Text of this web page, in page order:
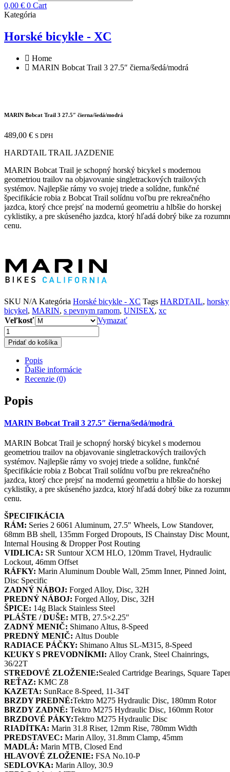
0,00 € 0 Cart
Kategória
Horské bicykle - XC
Home
MARIN Bobcat Trail 3 27.5″ čierna/šedá/modrá
MARIN Bobcat Trail 3 27.5″ čierna/šedá/modrá
489,00 € S DPH
HARDTAIL TRAIL JAZDENIE
MARIN Bobcat Trail je schopný horský bicykel s modernou
geometriou trailov na objavovanie singletrackových trailových
systémov. Najlepšie rámy vo svojej triede a solídne, funkčné
špecifikácie robia z Bobcat Trail solídnu voľbu pre rekreačného
jazdca, ktorý chce prejsť na modernú geometriu a hlbšie do horskej
cyklistiky, a pre skúseného jazdca, ktorý hľadá dobrý bike za
cenu.
SKU N/A Kategória Horské bicykle - XC Tags HARDTAIL, horsky
bicykel, MARIN, s pevnym ramom, UNISEX, xc
Veľkosť
Vymazať
množstvo
MARIN
Bobcat
Trail
27.5"
čierna/
šedá/modrá
Pridať do košíka
Popis
Ďalšie informácie
Recenzie (0)
Popis
MARIN Bobcat Trail 3 27.5″ čierna/šedá/modrá
MARIN Bobcat Trail je schopný horský bicykel s modernou
geometriou trailov na objavovanie singletrackových trailových
systémov. Najlepšie rámy vo svojej triede a solídne, funkčné
špecifikácie robia z Bobcat Trail solídnu voľbu pre rekreačného
jazdca, ktorý chce prejsť na modernú geometriu a hlbšie do horskej
cyklistiky, a pre skúseného jazdca, ktorý hľadá dobrý bike za
cenu.
ŠPECIFIKÁCIA
RÁM: Series 2 6061 Aluminum, 27.5″ Wheels, Low Standover,
68mm BB shell, 135mm Forged Dropouts, IS Chainstay Disc Mount,
Internal Housing & Dropper Post Routing
VIDLICA: SR Suntour XCM HLO, 120mm Travel, Hydraulic
Lockout, 46mm Offset
RÁFKY: Marin Aluminum Double Wall, 25mm Inner, Pinned Joint,
Disc Specific
ZADNÝ NÁBOJ: Forged Alloy, Disc, 32H
PREDNÝ NÁBOJ: Forged Alloy, Disc, 32H
ŠPICE: 14g Black Stainless Steel
PLÁŠTE / DUŠE: MTB, 27.5×2.25″
ZADNÝ MENIČ: Shimano Altus, 8-Speed
PREDNÝ MENIČ: Altus Double
RADIACE PÁČKY: Shimano Altus SL-M315, 8-Speed
KĽUKY S PREVODNÍKMI: Alloy Crank, Steel Chainrings,
36/22T
STREDOVÉ ZLOŽENIE:Sealed Cartridge Bearings, Square Taper
REŤAZ: KMC Z8
KAZETA: SunRace 8-Speed, 11-34T
BRZDY PREDNÉ:Tektro M275 Hydraulic Disc, 180mm Rotor
BRZDY ZADNÉ: Tektro M275 Hydraulic Disc, 160mm Rotor
BRZDOVÉ PÁKY:Tektro M275 Hydraulic Disc
RIADÍTKA: Marin 31.8 Riser, 12mm Rise, 780mm Width
PREDSTAVEC: Marin Alloy, 31.8mm Clamp, 45mm
MADLÁ: Marin MTB, Closed End
HLAVOVÉ ZLOŽENIE: FSA No.10-P
SEDLOVKA: Marin Alloy, 30.9